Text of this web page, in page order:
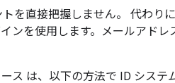
トを直接把握しません。 代わり
ンを使用します。メールアド
ス は、以下の方法で ID システ